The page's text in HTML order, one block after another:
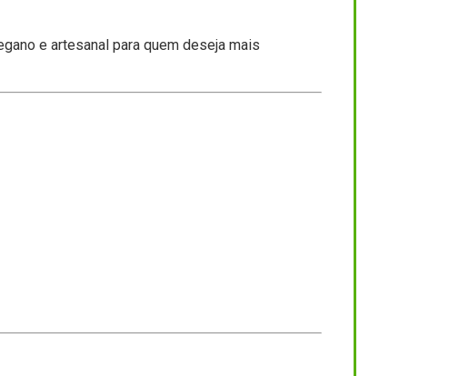
e artesanal para quem deseja mais